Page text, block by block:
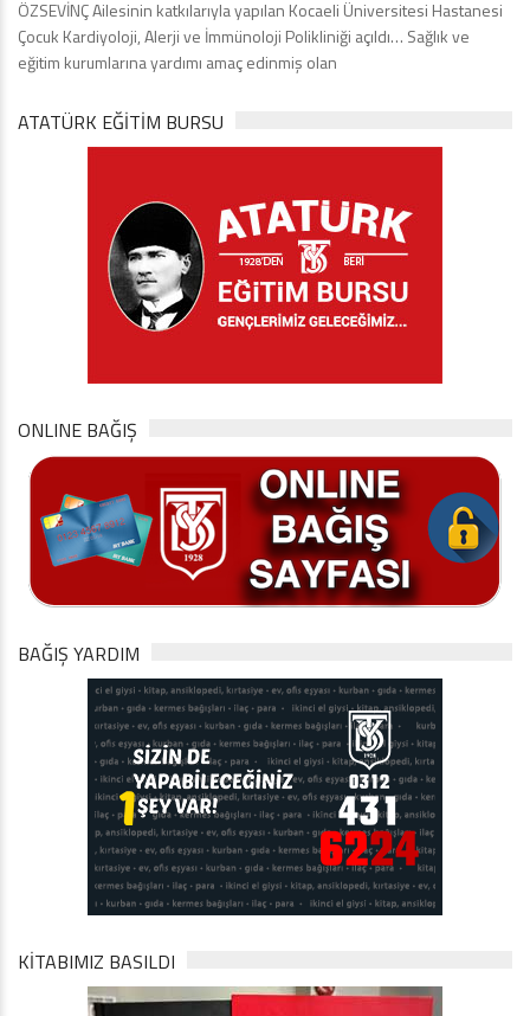
ÖZSEVİNÇ Ailesinin katkılarıyla yapılan Kocaeli Üniversitesi Hastanesi
Çocuk Kardiyoloji, Alerji ve İmmünoloji Polikliniği açıldı… Sağlık ve
eğitim kurumlarına yardımı amaç edinmiş olan
ATATÜRK EĞITIM BURSU
ONLINE BAĞIŞ
BAĞIŞ YARDIM
KİTABIMIZ BASILDI